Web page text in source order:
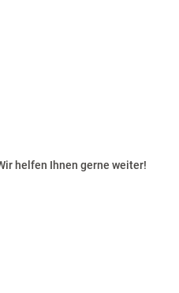
helfen Ihnen gerne weiter!